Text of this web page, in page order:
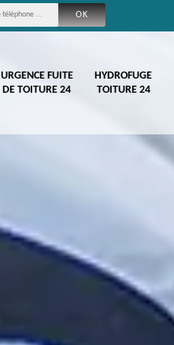
URGENCE FUITE
DE TOITURE 24
HYDROFUGE
TOITURE 24